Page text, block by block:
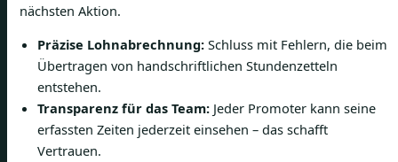
nächsten Aktion.
Präzise Lohnabrechnung: Schluss mit Fehlern, die beim
Übertragen von handschriftlichen Stundenzetteln
entstehen.
Transparenz für das Team: Jeder Promoter kann seine
erfassten Zeiten jederzeit einsehen – das schafft
Vertrauen.